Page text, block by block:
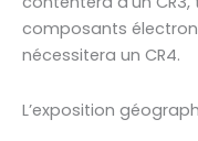
composants
nécessitera un CR4.
L’exposition